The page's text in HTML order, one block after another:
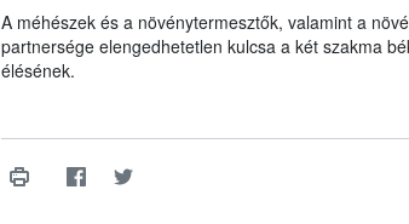
A méhészek és a növénytermesztők, valamint a
partnersége elengedhetetlen kulcsa a két szakma
élésének.